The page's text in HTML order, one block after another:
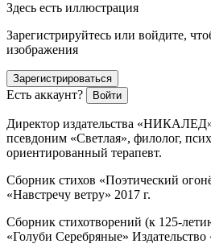
Здесь есть иллюстрация
Зарегистрируйтесь или войдите,
изображения
Зарегистрироваться
Есть аккаунт? Войти
Директор издательства
псевдоним «Светлая», филолог,
ориентированный терапевт.
Сборник стихов «Поэтический
«Навстречу ветру» 2017 г.
Сборник стихотворений (к 125-
«Голуби Серебряные»